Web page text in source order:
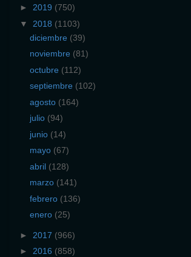
► 2019 (750)
▼ 2018 (1103)
diciembre (39)
noviembre (81)
octubre (112)
septiembre (102)
agosto (164)
julio (94)
junio (14)
mayo (67)
abril (128)
marzo (141)
febrero (136)
enero (25)
► 2017 (966)
► 2016 (858)